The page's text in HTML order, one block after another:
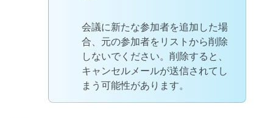
会議に新たな参加者を追加した場
合、元の参加者をリストから削除
しないでください。削除すると、
キャンセルメールが送信されてし
まう可能性があります。